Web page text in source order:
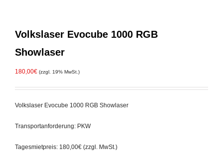
Volkslaser Evocube 1000 RGB
Showlaser
180,00€ (zzgl. 19% MwSt.)
Volkslaser Evocube 1000 RGB Showlaser
Transportanforderung: PKW
Tagesmietpreis: 180,00€ (zzgl. MwSt.)